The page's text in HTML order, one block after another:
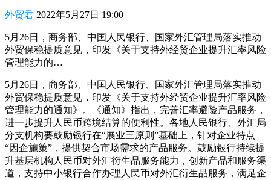
外贸君 2022年5月27日 19:00
5月26日，商务部、中国人民银行、国家外汇管理局落实推动
外贸保稳提质意见，印发《关于支持外经贸企业提升汇率风险
管理能力的…
5月26日，商务部、中国人民银行、国家外汇管理局落实推动
外贸保稳提质意见，印发《关于支持外经贸企业提升汇率风险
管理能力的通知》。《通知》指出，完善汇率避险产品服务，
进一步提升人民币跨境结算的便利性。各地人民银行、外汇局
分支机构要鼓励银行在“展业三原则”基础上，针对企业特点
“因企施策”，提供契合市场需求的产品服务。鼓励银行持续提
升基层机构人民币对外汇衍生品服务能力，创新产品和服务渠
道，支持中小银行合作办理人民币对外汇衍生品服务，满足企